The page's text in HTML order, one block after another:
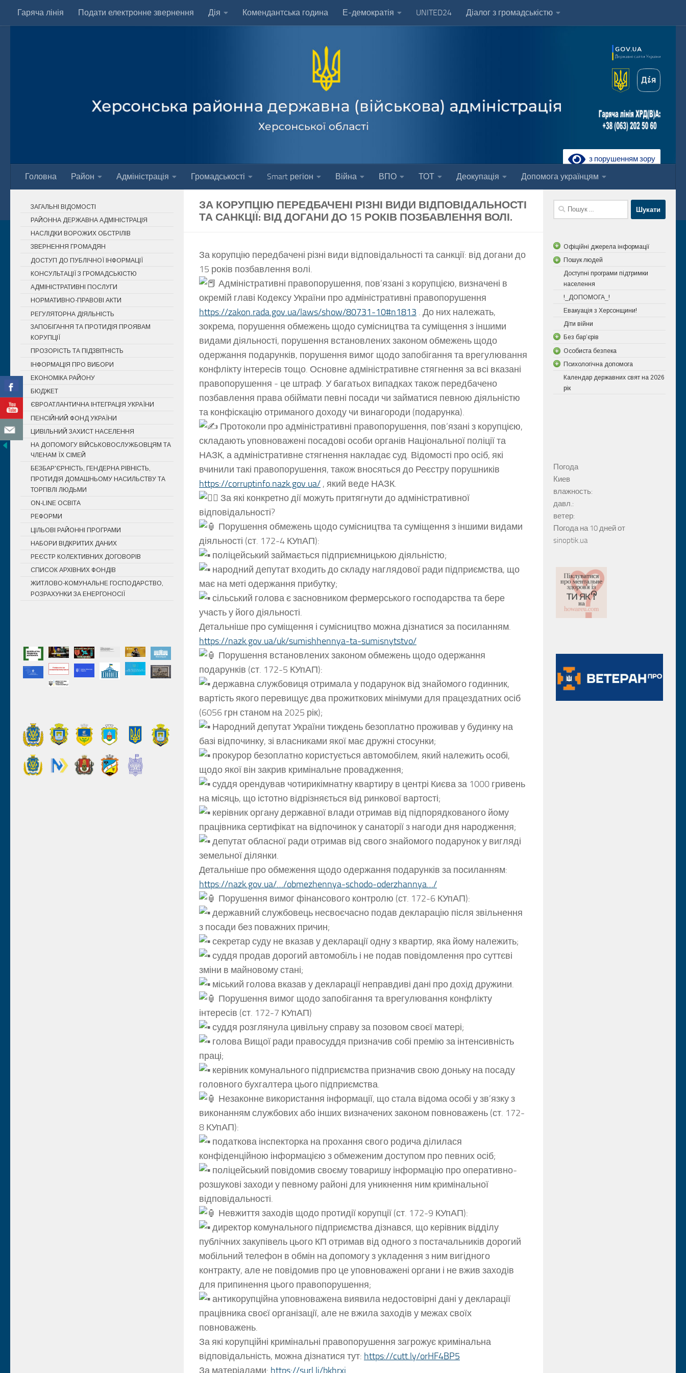
Skip to content
Гаряча лінія Подати електронне звернення Дія Комендантська година Е-демократія UNITED24 Діалог з громадськістю
з порушенням зору
Головна Район Адміністрація Громадськості Smart регіон Війна ВПО ТОТ Деокупація Допомога українцям
ЗА КОРУПЦІЮ ПЕРЕДБАЧЕНІ РІЗНІ ВИДИ ВІДПОВІДАЛЬНОСТІ
ТА САНКЦІЇ: ВІД ДОГАНИ ДО 15 РОКІВ ПОЗБАВЛЕННЯ ВОЛІ.
За корупцію передбачені різні види відповідальності та санкції: від догани до
15 років позбавлення волі.
Адміністративні правопорушення, пов’язані з корупцією, визначені в
окремій главі Кодексу України про адміністративні правопорушення
https://zakon.rada.gov.ua/laws/show/80731-10#n1813 . До них належать,
зокрема, порушення обмежень щодо сумісництва та суміщення з іншими
видами діяльності, порушення встановлених законом обмежень щодо
одержання подарунків, порушення вимог щодо запобігання та врегулювання
конфлікту інтересів тощо. Основне адміністративне стягнення за всі вказані
правопорушення ‒ це штраф. У багатьох випадках також передбачено
позбавлення права обіймати певні посади чи займатися певною діяльністю
та конфіскацію отриманого доходу чи винагороди (подарунка).
Протоколи про адміністративні правопорушення, пов’язані з корупцією,
складають уповноважені посадові особи органів Національної поліції та
НАЗК, а адміністративне стягнення накладає суд. Відомості про осіб, які
вчинили такі правопорушення, також вносяться до Реєстру порушників
https://corruptinfo.nazk.gov.ua/ , який веде НАЗК.
За які конкретно дії можуть притягнути до адміністративної
відповідальності?
Порушення обмежень щодо сумісництва та суміщення з іншими видами
діяльності (ст. 172-4 КУпАП):
поліцейський займається підприємницькою діяльністю;
народний депутат входить до складу наглядової ради підприємства, що
має на меті одержання прибутку;
сільський голова є засновником фермерського господарства та бере
участь у його діяльності.
Детальніше про суміщення і сумісництво можна дізнатися за посиланням.
https://nazk.gov.ua/uk/sumishhennya-ta-sumisnytstvo/
Порушення встановлених законом обмежень щодо одержання
подарунків (ст. 172-5 КУпАП):
державна службовиця отримала у подарунок від знайомого годинник,
вартість якого перевищує два прожиткових мінімуми для працездатних осіб
(6056 грн станом на 2025 рік);
Народний депутат України тиждень безоплатно проживав у будинку на
базі відпочинку, зі власниками якої має дружні стосунки;
прокурор безоплатно користується автомобілем, який належить особі,
щодо якої він закрив кримінальне провадження;
суддя орендував чотирикімнатну квартиру в центрі Києва за 1000 гривень
на місяць, що істотно відрізняється від ринкової вартості;
керівник органу державної влади отримав від підпорядкованого йому
працівника сертифікат на відпочинок у санаторії з нагоди дня народження;
депутат обласної ради отримав від свого знайомого подарунок у вигляді
земельної ділянки.
Детальніше про обмеження щодо одержання подарунків за посиланням:
https://nazk.gov.ua/…/obmezhennya-schodo-oderzhannya…/
Порушення вимог фінансового контролю (ст. 172-6 КУпАП):
державний службовець несвоєчасно подав декларацію після звільнення
з посади без поважних причин;
секретар суду не вказав у декларації одну з квартир, яка йому належить;
суддя продав дорогий автомобіль і не подав повідомлення про суттєві
зміни в майновому стані;
міський голова вказав у декларації неправдиві дані про дохід дружини.
Порушення вимог щодо запобігання та врегулювання конфлікту
інтересів (ст. 172-7 КУпАП)
суддя розглянула цивільну справу за позовом своєї матері;
голова Вищої ради правосуддя призначив собі премію за інтенсивність
праці;
керівник комунального підприємства призначив свою доньку на посаду
головного бухгалтера цього підприємства.
Незаконне використання інформації, що стала відома особі у зв’язку з
виконанням службових або інших визначених законом повноважень (ст. 172-
8 КУпАП):
податкова інспекторка на прохання свого родича ділилася
конфіденційною інформацією з обмеженим доступом про певних осіб;
поліцейський повідомив своєму товаришу інформацію про оперативно-
розшукові заходи у певному районі для уникнення ним кримінальної
відповідальності.
Невжиття заходів щодо протидії корупції (ст. 172-9 КУпАП):
директор комунального підприємства дізнався, що керівник відділу
публічних закупівель цього КП отримав від одного з постачальників дорогий
мобільний телефон в обмін на допомогу з укладення з ним вигідного
контракту, але не повідомив про це уповноважені органи і не вжив заходів
для припинення цього правопорушення;
антикорупційна уповноважена виявила недостовірні дані у декларації
працівника своєї організації, але не вжила заходів у межах своїх
повноважень.
За які корупційні кримінальні правопорушення загрожує кримінальна
відповідальність, можна дізнатися тут: https://cutt.ly/orHF4BP5
За матеріалами: https://surl.li/bkhrxj
ЗАГАЛЬНІ ВІДОМОСТІ
РАЙОННА ДЕРЖАВНА АДМІНІСТРАЦІЯ
НАСЛІДКИ ВОРОЖИХ ОБСТРІЛІВ
ЗВЕРНЕННЯ ГРОМАДЯН
ДОСТУП ДО ПУБЛІЧНОЇ ІНФОРМАЦІЇ
КОНСУЛЬТАЦІЇ З ГРОМАДСЬКІСТЮ
АДМІНІСТРАТИВНІ ПОСЛУГИ
НОРМАТИВНО-ПРАВОВІ АКТИ
РЕГУЛЯТОРНА ДІЯЛЬНІСТЬ
ЗАПОБІГАННЯ ТА ПРОТИДІЯ ПРОЯВАМ
КОРУПЦІЇ
ПРОЗОРІСТЬ ТА ПІДЗВІТНІСТЬ
ІНФОРМАЦІЯ ПРО ВИБОРИ
ЕКОНОМІКА РАЙОНУ
БЮДЖЕТ
ЄВРОАТЛАНТИЧНА ІНТЕГРАЦІЯ УКРАЇНИ
ПЕНСІЙНИЙ ФОНД УКРАЇНИ
ЦИВІЛЬНИЙ ЗАХИСТ НАСЕЛЕННЯ
НА ДОПОМОГУ ВІЙСЬКОВОСЛУЖБОВЦЯМ ТА
ЧЛЕНАМ ЇХ СІМЕЙ
БЕЗБАР'ЄРНІСТЬ, ГЕНДЕРНА РІВНІСТЬ,
ПРОТИДІЯ ДОМАШНЬОМУ НАСИЛЬСТВУ ТА
ТОРГІВЛІ ЛЮДЬМИ
ON-LINE ОСВІТА
РЕФОРМИ
ЦІЛЬОВІ РАЙОННІ ПРОГРАМИ
НАБОРИ ВІДКРИТИХ ДАНИХ
РЕЄСТР КОЛЕКТИВНИХ ДОГОВОРІВ
СПИСОК АРХІВНИХ ФОНДІВ
ЖИТЛОВО-КОМУНАЛЬНЕ ГОСПОДАРСТВО,
РОЗРАХУНКИ ЗА ЕНЕРГОНОСІЇ
Пошук:
Офіційні джерела інформації
Пошук людей
Доступні програми підтримки
населення
!_ДОПОМОГА_!
Евакуація з Херсонщини!
Діти війни
Без бар’єрів
Особиста безпека
Психологічна допомога
Календар державних свят на 2026
рік
Погода
Киев
влажность:
давл.:
ветер:
Погода на 10 дней от
sinoptik.ua